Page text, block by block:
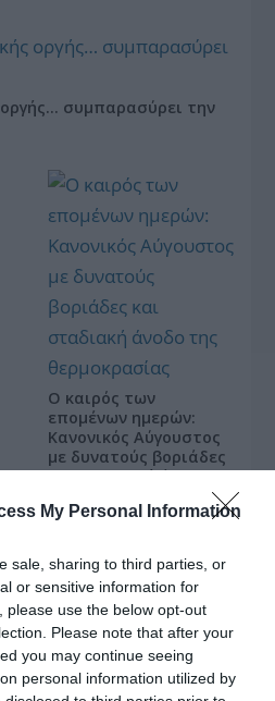
My Personal Information
sale, sharing to third parties, or
or sensitive information for
please use the below opt-out
Please note that after your
you may continue seeing
personal information utilized by
συμπαρασύρει την
Ο καιρός των
επομένων ημερών:
Κανονικός Αύγουστος
με δυνατούς βοριάδες
και σταδιακή άνοδο